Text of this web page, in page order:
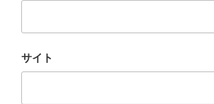
サイト